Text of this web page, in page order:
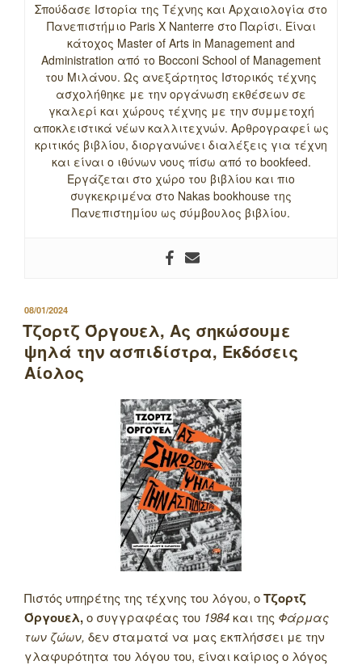
Σπούδασε Ιστορία της Τέχνης και Αρχαιολογία στο
Πανεπιστήμιο Paris X Nanterre στο Παρίσι. Είναι
κάτοχος Master of Arts in Management and
Administration από το Bocconi School of Management
του Μιλάνου. Ως ανεξάρτητος Ιστορικός τέχνης
ασχολήθηκε με την οργάνωση εκθέσεων σε
γκαλερί και χώρους τέχνης με την συμμετοχή
αποκλειστικά νέων καλλιτεχνών. Αρθρογραφεί ως
κριτικός βιβλίου, διοργανώνει διαλέξεις για τέχνη
και είναι ο ιθύνων νους πίσω από το bookfeed.
Εργάζεται στο χώρο του βιβλίου και πιο
συγκεκριμένα στο Nakas bookhouse της
Πανεπιστημίου ως σύμβουλος βιβλίου.
ΔΗΜΟΣΙΕΥΤΗΚΕ
ΣΤΙΣ
08/01/2024
Τζορτζ Όργουελ, Ας σηκώσουμε
ψηλά την ασπιδίστρα, Εκδόσεις
Αίολος
Πιστός υπηρέτης της τέχνης του λόγου, οΤζορτζ
Όργουελ,ο συγγραφέας του 1984και της Φάρμας
των ζώων, δεν σταματά να μας εκπλήσσει με την
γλαφυρότητα του λόγου του, είναι καίριος ο λόγος